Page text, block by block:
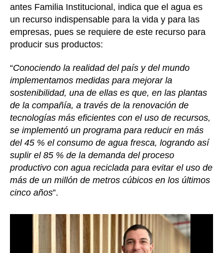
antes Familia Institucional, indica que el agua es
un recurso indispensable para la vida y para las
empresas, pues se requiere de este recurso para
producir sus productos:
“Conociendo la realidad del país y del mundo
implementamos medidas para mejorar la
sostenibilidad, una de ellas es que, en las plantas
de la compañía, a través de la renovación de
tecnologías más eficientes con el uso de recursos,
se implementó un programa para reducir en más
del 45 % el consumo de agua fresca, logrando así
suplir el 85 % de la demanda del proceso
productivo con agua reciclada para evitar el uso de
más de un millón de metros cúbicos en los últimos
cinco años”.